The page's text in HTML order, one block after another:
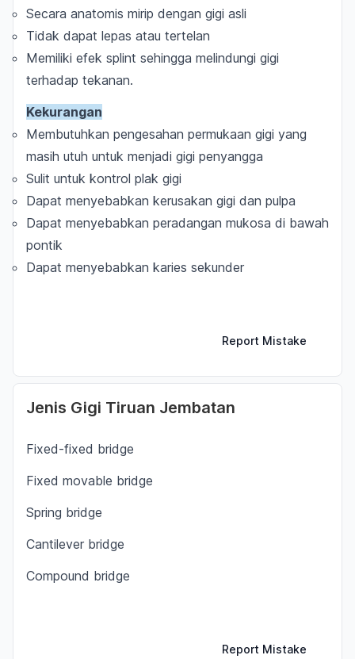
Secara anatomis mirip dengan gigi asli
Tidak dapat lepas atau tertelan
Memiliki efek splint sehingga melindungi gigi
terhadap tekanan.
Kekurangan
Membutuhkan pengesahan permukaan gigi yang
masih utuh untuk menjadi gigi penyangga
Sulit untuk kontrol plak gigi
Dapat menyebabkan kerusakan gigi dan pulpa
Dapat menyebabkan peradangan mukosa di bawah
pontik
Dapat menyebabkan karies sekunder
Report Mistake
Jenis Gigi Tiruan Jembatan
Fixed-fixed bridge
Fixed movable bridge
Spring bridge
Cantilever bridge
Compound bridge
Report Mistake